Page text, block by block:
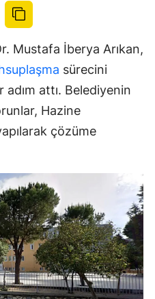
Mustafa İberya Arıkan,
sürecini
attı. Belediyenin
Hazine
çözüme